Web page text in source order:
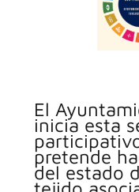
El
inicia esta
pretende
del estado